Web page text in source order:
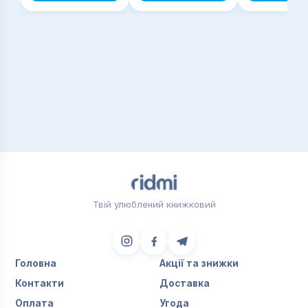
Твій улюблений книжковий
Головна
Акції та знижки
Контакти
Доставка
Оплата
Угода